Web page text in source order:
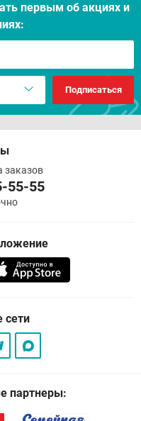
первым об акцияx и
Подписаться
заказов
55-55
сети
партнеры: